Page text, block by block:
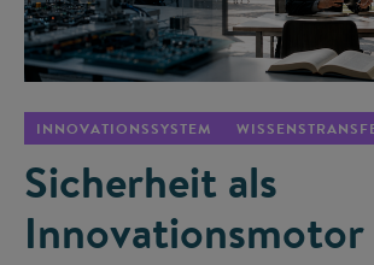
INNOVATIONSSYSTEM
Sicherheit als
Innovationsmotor